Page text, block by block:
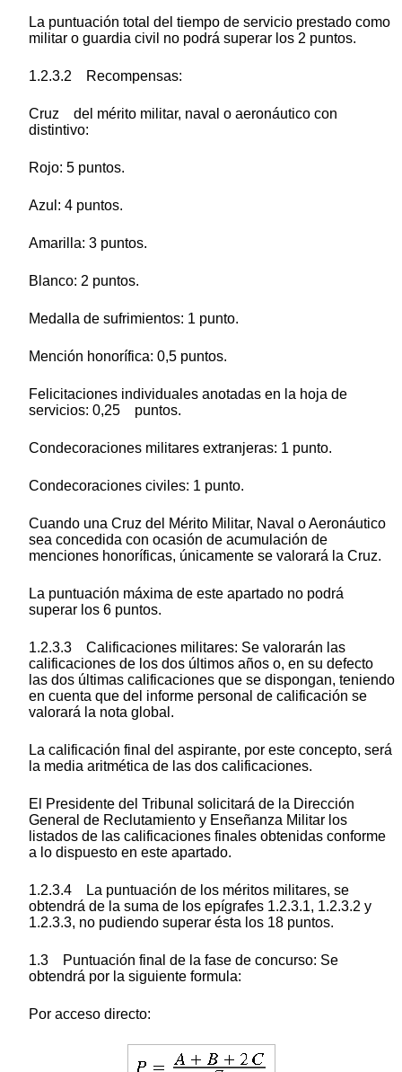
La puntuación total del tiempo de servicio prestado como
militar o guardia civil no podrá superar los 2 puntos.
1.2.3.2 Recompensas:
Cruz del mérito militar, naval o aeronáutico con
distintivo:
Rojo: 5 puntos.
Azul: 4 puntos.
Amarilla: 3 puntos.
Blanco: 2 puntos.
Medalla de sufrimientos: 1 punto.
Mención honorífica: 0,5 puntos.
Felicitaciones individuales anotadas en la hoja de
servicios: 0,25 puntos.
Condecoraciones militares extranjeras: 1 punto.
Condecoraciones civiles: 1 punto.
Cuando una Cruz del Mérito Militar, Naval o Aeronáutico
sea concedida con ocasión de acumulación de
menciones honoríficas, únicamente se valorará la Cruz.
La puntuación máxima de este apartado no podrá
superar los 6 puntos.
1.2.3.3 Calificaciones militares: Se valorarán las
calificaciones de los dos últimos años o, en su defecto
las dos últimas calificaciones que se dispongan, teniendo
en cuenta que del informe personal de calificación se
valorará la nota global.
La calificación final del aspirante, por este concepto, será
la media aritmética de las dos calificaciones.
El Presidente del Tribunal solicitará de la Dirección
General de Reclutamiento y Enseñanza Militar los
listados de las calificaciones finales obtenidas conforme
a lo dispuesto en este apartado.
1.2.3.4 La puntuación de los méritos militares, se
obtendrá de la suma de los epígrafes 1.2.3.1, 1.2.3.2 y
1.2.3.3, no pudiendo superar ésta los 18 puntos.
1.3 Puntuación final de la fase de concurso: Se
obtendrá por la siguiente formula:
Por acceso directo: